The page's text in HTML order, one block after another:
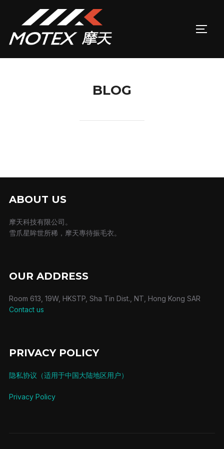
content
BLOG
ABOUT US
摩天科技有限公司。
雪爪星眸世所稀，摩天專待振毛衣。
OUR ADDRESS
Room 613, 19W, HKSTP, Sha Tin Dist., NT, Hong Kong SAR
Contact us
PRIVACY POLICY
隐私协议（适用于中国大陆地区用户）
Privacy Policy